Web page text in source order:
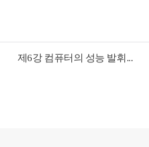
제6강 컴퓨터의 성능 발휘...